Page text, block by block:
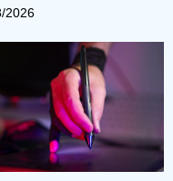
2026